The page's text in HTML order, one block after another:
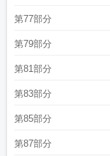
第77部分
第79部分
第81部分
第83部分
第85部分
第87部分